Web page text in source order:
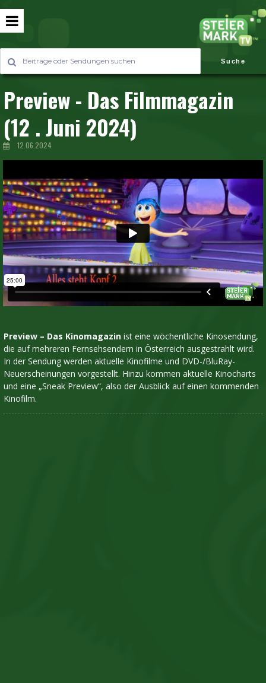
Suche
Preview - Das Filmmagazin
(12 . Juni 2024)
12.06.2024
Preview – Das Kinomagazin ist eine wöchentliche Kinosendung,
die auf mehreren Fernsehsendern in Österreich ausgestrahlt wird.
In der Sendung werden aktuelle Kinofilme und DVD-/BluRay-
Neuerscheinungen vorgestellt. Hinzu kommen aktuelle Kinocharts
und eine „Sneak Preview“, also der Ausblick auf einen kommenden
Kinofilm.